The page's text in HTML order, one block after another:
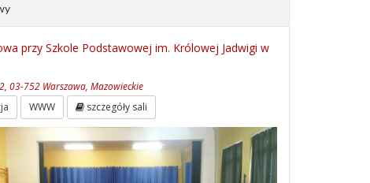
przy Szkole Podstawowej im. Królowej Jadwigi w
03-752 Warszawa, Mazowieckie
WWW szczegóły sali